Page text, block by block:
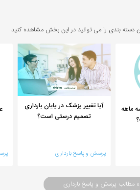
دسته بندی را می توانید در این بخش مشاهده کنید
ماهه
آیا تغییر پزشک در پایان بارداری
تصمیم درستی است؟
پرسش و پاسخ بارداری
مطالب پرسش و پاسخ بارداری